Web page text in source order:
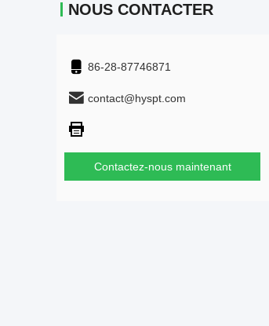
NOUS CONTACTER
86-28-87746871
contact@hyspt.com
Contactez-nous maintenant